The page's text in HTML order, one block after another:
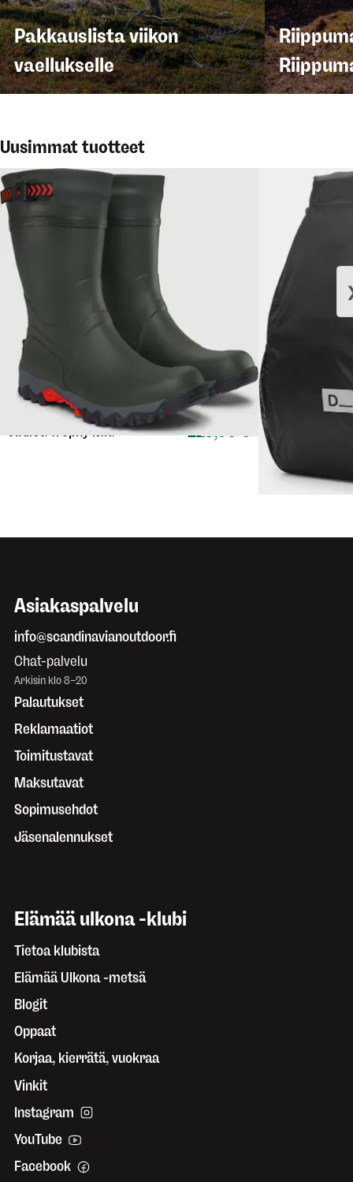
Pakkauslista viikon
vaellukselle
Uusimmat tuotteet
129,90 €
VIKINGTrophy Mid DB
Asiakaspalvelu
info@scandinavianoutdoor.fi
Chat-palvelu
Arkisin klo 8–20
Palautukset
Reklamaatiot
Toimitustavat
Maksutavat
Sopimusehdot
Jäsenalennukset
Elämää ulkona -klubi
Tietoa klubista
Elämää Ulkona -metsä
Blogit
Oppaat
Korjaa, kierrätä, vuokraa
Vinkit
Instagram
YouTube
Facebook